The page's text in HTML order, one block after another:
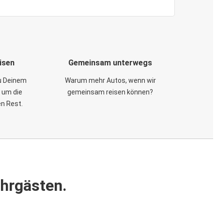
Deinem
die
Rest.
Gemeinsam unterwegs
Warum mehr Autos, wenn wir
gemeinsam reisen können?